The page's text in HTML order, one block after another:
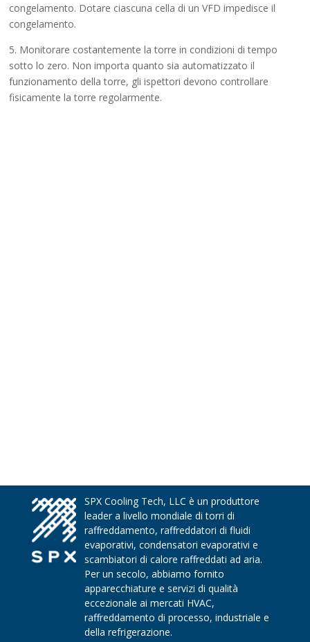
congelamento. Dotare ciascuna cella di un VFD impedisce il
congelamento.
5. Monitorare costantemente la torre in condizioni di tempo
sotto lo zero. Non importa quanto sia automatizzato il
funzionamento della torre, gli ispettori devono controllare
fisicamente la torre regolarmente.
SPX Cooling Tech, LLC è un produttore
leader a livello mondiale di torri di
raffreddamento, raffreddatori di fluidi
evaporativi, condensatori evaporativi e
scambiatori di calore raffreddati ad aria.
Per un secolo, abbiamo fornito
apparecchiature e servizi di qualità
eccezionale ai mercati HVAC,
raffreddamento di processo, industriale e
della refrigerazione.